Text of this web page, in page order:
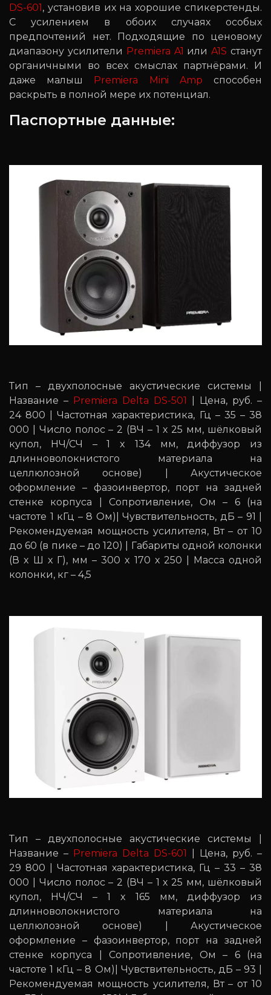
DS-601, установив их на хорошие спикерстенды.
С усилением в обоих случаях особых
предпочтений нет. Подходящие по ценовому
диапазону усилители Premiera A1 илиA1S станут
органичными во всех смыслах партнёрами. И
даже малыш Premiera Mini Amp способен
раскрыть в полной мере их потенциал.
Паспортные данные:
Тип – двухполосные акустические системы |
Название – Premiera Delta DS-501
| Цена, руб. –
24 800 | Частотная характеристика, Гц – 35 – 38
000 | Число полос – 2 (ВЧ – 1 х 25 мм, шёлковый
купол, НЧ/СЧ – 1 x 134 мм, диффузор из
длинноволокнистого материала на
целлюлозной основе) | Акустическое
оформление – фазоинвертор, порт на задней
стенке корпуса | Сопротивление, Ом – 6 (на
частоте 1 кГц – 8 Ом)| Чувствительность, дБ – 91 |
Рекомендуемая мощность усилителя, Вт – от 10
до 60 (в пике – до 120) | Габариты одной колонки
(В x Ш x Г), мм – 300 x 170 x 250 | Масса одной
колонки, кг – 4,5
Тип – двухполосные акустические системы |
Название – Premiera Delta DS-601
| Цена, руб. –
29 800 | Частотная характеристика, Гц – 33 – 38
000 | Число полос – 2 (ВЧ – 1 х 25 мм, шёлковый
купол, НЧ/СЧ – 1 x 165 мм, диффузор из
длинноволокнистого материала на
целлюлозной основе) | Акустическое
оформление – фазоинвертор, порт на задней
стенке корпуса | Сопротивление, Ом – 6 (на
частоте 1 кГц – 8 Ом)| Чувствительность, дБ – 93 |
Рекомендуемая мощность усилителя, Вт – от 10